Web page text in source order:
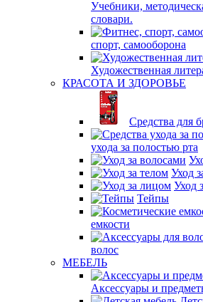
Учебники,
словари.
спорт, самооборона
Художественная
КРАСОТА И ЗДОРОВЬЕ
Средства для
ухода за полостью рта
Уход
Уход
Тейпы
емкости
волос
МЕБЕЛЬ
Аксессуары и